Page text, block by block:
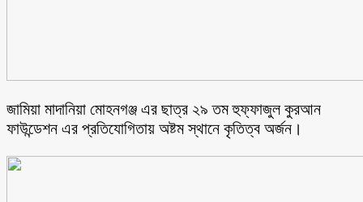
জামিয়া মাদানিয়া মোহনগঞ্জ এর ছাত্র ২৯ তম হুফ্ফাজুল কুরআন
ফাউন্ডেশন এর প্রতিযোগিতায় অষ্টম স্থানে কৃতিত্ব অর্জন।